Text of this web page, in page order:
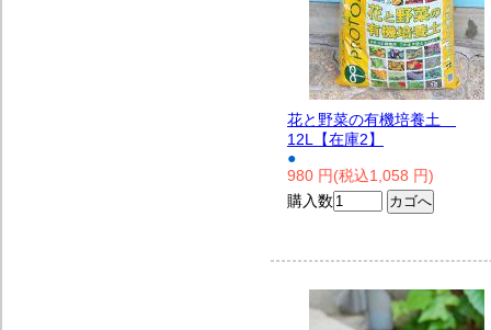
花と野菜の有機培養土
12L【在庫2】
●
980 円(税込1,058 円)
購入数